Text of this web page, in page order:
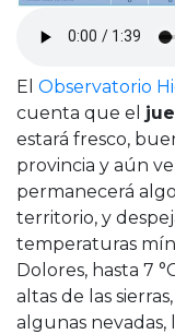
El Observatorio
cuenta que el
estará fresco,
provincia y aún
permanecerá
territorio, y
temperaturas
Dolores, hasta 7
altas de las
algunas nevadas,